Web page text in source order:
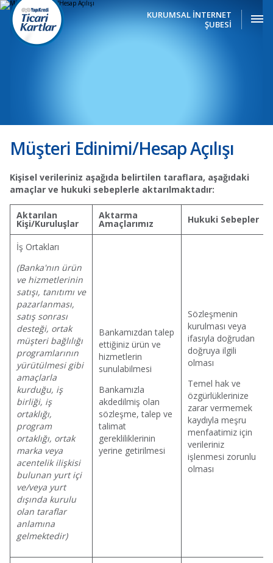
KURUMSAL İNTERNET
ŞUBESİ
Müşteri Edinimi/Hesap Açılışı
Kişisel verileriniz aşağıda belirtilen taraflara, aşağıdaki
amaçlar ve hukuki sebeplerle aktarılmaktadır:
Aktarılan
Kişi/Kuruluşlar
Aktarma
Amaçlarımız Hukuki Sebepler
İş Ortakları
(Banka'nın ürün
ve hizmetlerinin
satışı, tanıtımı ve
pazarlanması,
satış sonrası
desteği, ortak
müşteri bağlılığı
programlarının
yürütülmesi gibi
amaçlarla
kurduğu, iş
birliği, iş
ortaklığı,
program
ortaklığı, ortak
marka veya
acentelik ilişkisi
bulunan yurt içi
ve/veya yurt
dışında kurulu
olan taraflar
anlamına
gelmektedir)
Bankamızdan talep
ettiğiniz ürün ve
hizmetlerin
sunulabilmesi
Bankamızla
akdedilmiş olan
sözleşme, talep ve
talimat
gerekliliklerinin
yerine getirilmesi
Sözleşmenin
kurulması veya
ifasıyla doğrudan
doğruya ilgili
olması
Temel hak ve
özgürlüklerinize
zarar vermemek
kaydıyla meşru
menfaatimiz için
verileriniz
işlenmesi zorunlu
olması